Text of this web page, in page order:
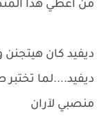
من اعطي هذا
ديفيد كان
ديفيد....لما
منصبي لآران